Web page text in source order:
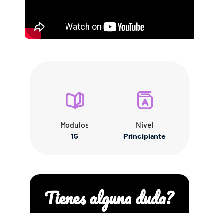
Modulos
15
Nivel
Principiante
Tienes alguna duda?